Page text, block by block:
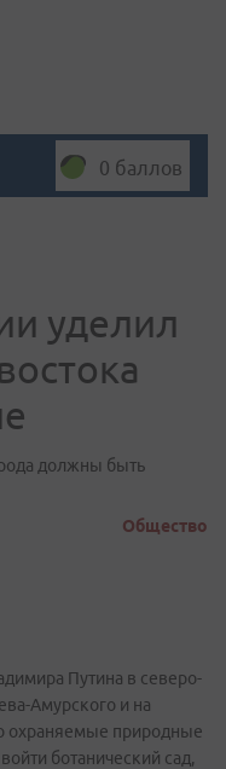
0 баллов
уделил
должны быть
Общество
Путина в северо-
Амурского и на
охраняемые природные
ботанический сад,